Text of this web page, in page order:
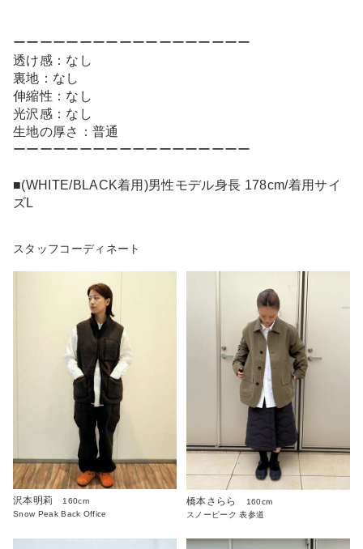
ーーーーーーーーーーーーーーーーーー
透け感：なし
裏地：なし
伸縮性：なし
光沢感：なし
生地の厚さ：普通
ーーーーーーーーーーーーーーーーーー
■(WHITE/BLACK着用)男性モデル身長 178cm/着用サイ
ズL
スタッフコーディネート
沢本明莉
160cm
Snow Peak Back Office
橋本さらら
160cm
スノーピーク 表参道